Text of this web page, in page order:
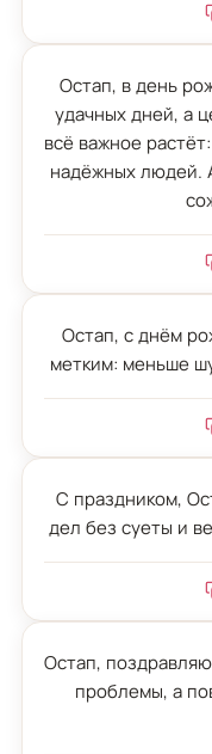
Остап, в день
удачных дней, а
всё важное
надёжных людей.
Остап, с днём
метким: меньше
С праздником,
дел без суеты и
Остап,
проблемы, а